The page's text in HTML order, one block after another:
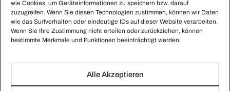
wie Cookies, um Geräteinformationen zu speichern bzw. darauf
zuzugreifen. Wenn Sie diesen Technologien zustimmen, können wir Daten
wie das Surfverhalten oder eindeutige IDs auf dieser Website verarbeiten.
Wenn Sie Ihre Zustimmung nicht erteilen oder zurückziehen, können
bestimmte Merkmale und Funktionen beeinträchtigt werden.
Alle Akzeptieren
unter­scheidet. Ich vermeide es, ihre Werke in einem
Programm zusam­men­zu­bringen, denn dann würden
sie mir zu ähnlich klingen. Man kann höchs­tens
RavelsBoléromit Ibériavon Debussy verbinden,
Debussy nicht beson­ders an Farben inter­es­siert.